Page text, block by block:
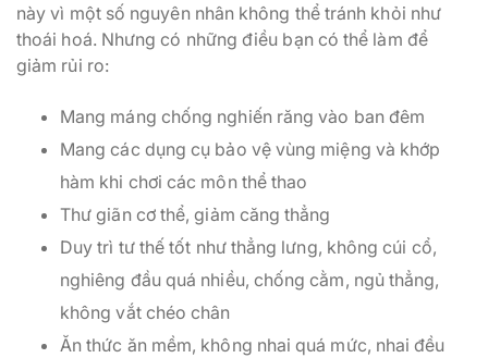
này vì một số nguyên nhân không thể tránh khỏi như
thoái hoá. Nhưng có những điều bạn có thể làm để
giảm rủi ro:
Mang máng chống nghiến răng vào ban đêm
Mang các dụng cụ bảo vệ vùng miệng và khớp
hàm khi chơi các môn thể thao
Thư giãn cơ thể, giảm căng thẳng
Duy trì tư thế tốt như thẳng lưng, không cúi cổ,
nghiêng đầu quá nhiều, chống cằm, ngủ thẳng,
không vắt chéo chân
Ăn thức ăn mềm, không nhai quá mức, nhai đều